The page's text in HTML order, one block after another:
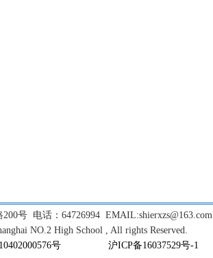
号 电话：64726994 EMAIL:shierxzs@163.com
NO.2 High School , All rights Reserved.
号
沪ICP备16037529号-1